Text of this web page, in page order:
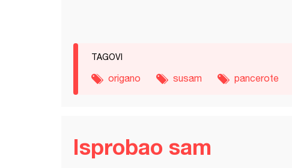
TAGOVI
origano susam pancerote
Isprobao sam